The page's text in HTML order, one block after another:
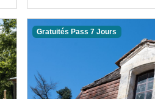
Gratuités Pass 7 Jours